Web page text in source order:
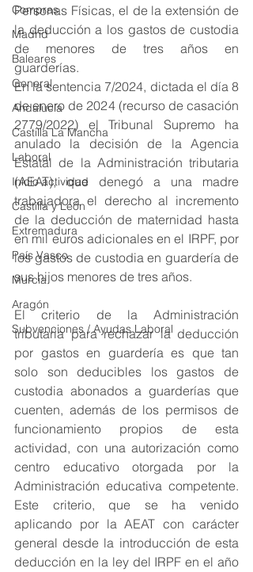
Compras
Madrid
Baleares
General
Andalucía
Castilla La Mancha
Laboral
Inicio actividad
Castilla y León
Extremadura
País Vasco
Murcia
Aragón
Subvenciones / Ayudas Laboral
Personas Físicas, el de la extensión de
la deducción a los gastos de custodia
de menores de tres años en
guarderías.
En la sentencia 7/2024, dictada el día 8
de enero de 2024 (recurso de casación
2779/2022) el Tribunal Supremo ha
anulado la decisión de la Agencia
Estatal de la Administración tributaria
(AEAT), que denegó a una madre
trabajadora el derecho al incremento
de la deducción de maternidad hasta
en mil euros adicionales en el IRPF, por
los gastos de custodia en guardería de
sus hijos menores de tres años.
El criterio de la Administración
tributaria para rechazar la deducción
por gastos en guardería es que tan
solo son deducibles los gastos de
custodia abonados a guarderías que
cuenten, además de los permisos de
funcionamiento propios de esta
actividad, con una autorización como
centro educativo otorgada por la
Administración educativa competente.
Este criterio, que se ha venido
aplicando por la AEAT con carácter
general desde la introducción de esta
deducción en la ley del IRPF en el año